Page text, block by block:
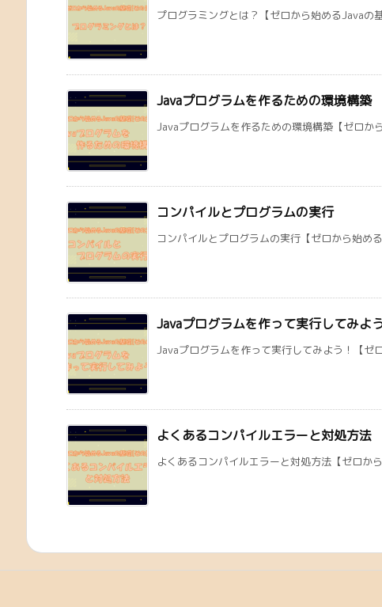
プログラミングとは？【ゼロから始めるJavaの
Javaプログラムを作るための環境構築
Javaプログラムを作るための環境構築【ゼロか
コンパイルとプログラムの実行
コンパイルとプログラムの実行【ゼロから始め
Javaプログラムを作って実行してみよ
Javaプログラムを作って実行してみよう！【ゼ
よくあるコンパイルエラーと対処方法
よくあるコンパイルエラーと対処方法【ゼロか